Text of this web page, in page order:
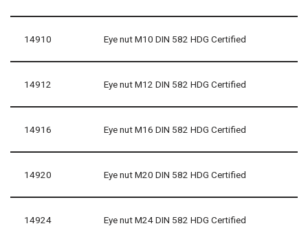
14910 Eye nut M10 DIN 582 HDG Certified
14912 Eye nut M12 DIN 582 HDG Certified
14916 Eye nut M16 DIN 582 HDG Certified
14920 Eye nut M20 DIN 582 HDG Certified
14924 Eye nut M24 DIN 582 HDG Certified